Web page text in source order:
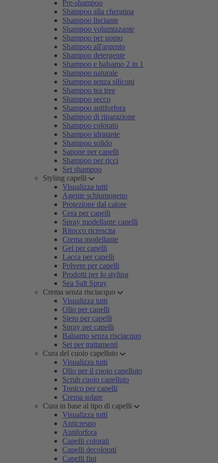
Pre-shampoo
Shampoo alla cheratina
Shampoo lisciante
Shampoo volumizzante
Shampoo per uomo
Shampoo all'argento
Shampoo detergente
Shampoo e balsamo 2 in 1
Shampoo naturale
Shampoo senza siliconi
Shampoo tea tree
Shampoo secco
Shampoo antiforfora
Shampoo di riparazione
Shampoo colorato
Shampoo idratante
Shampoo solido
Sapone per capelli
Shampoo per ricci
Set shampoo
Styling capelli
Visualizza tutti
Agente schiumogeno
Protezione dal calore
Cera per capelli
Spray modellante capelli
Ritocco ricrescita
Crema modellante
Gel per capelli
Lacca per capelli
Polvere per capelli
Prodotti per lo styling
Sea Salt Spray
Crema senza risciacquo
Visualizza tutti
Olio per capelli
Siero per capelli
Spray per capelli
Balsamo senza risciacquo
Set per trattamenti
Cura del cuoio capelluto
Visualizza tutti
Olio per il cuoio capelluto
Scrub cuoio capelluto
Tonico per capelli
Crema solare
Cura in base al tipo di capelli
Visualizza tutti
Anticrespo
Antiforfora
Capelli colorati
Capelli decolorati
Capelli fini